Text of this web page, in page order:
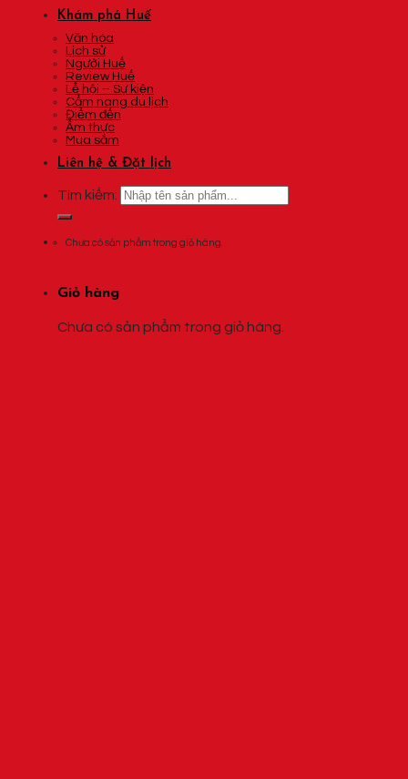
Khám phá Huế
Văn hóa
Lịch sử
Người Huế
Review Huế
Lễ hội – Sự kiện
Cẩm nang du lịch
Điểm đến
Ẩm thực
Mua sắm
Liên hệ & Đặt lịch
Tìm kiếm:
Chưa có sản phẩm trong giỏ hàng.
Giỏ hàng
Chưa có sản phẩm trong giỏ hàng.